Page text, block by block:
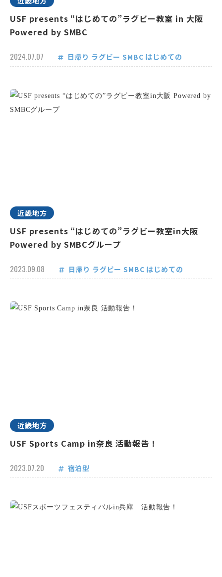
USF presents “はじめての”ラグビー教室 in 大阪
Powered by SMBC
2024.07.07 日帰り ラグビー SMBC はじめての
近畿地方
USF presents “はじめての”ラグビー教室in大阪
Powered by SMBCグループ
2023.09.08 日帰り ラグビー SMBC はじめての
近畿地方
USF Sports Camp in奈良 活動報告！
2023.07.20 宿泊型